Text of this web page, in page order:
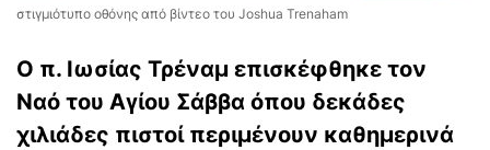
στιγμιότυπο οθόνης από βίντεο του Joshua Trenaham
Ο π. Ιωσίας Τρέναμ επισκέφθηκε τον
Ναό του Αγίου Σάββα όπου δεκάδες
χιλιάδες πιστοί περιμένουν καθημερινά